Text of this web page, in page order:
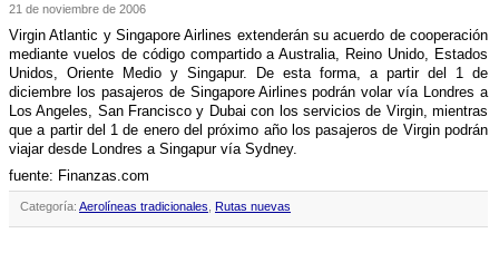
21 de noviembre de 2006
Virgin Atlantic y Singapore Airlines extenderán su acuerdo de cooperación
mediante vuelos de código compartido a Australia, Reino Unido, Estados
Unidos, Oriente Medio y Singapur. De esta forma, a partir del 1 de
diciembre los pasajeros de Singapore Airlines podrán volar ví­a Londres a
Los Angeles, San Francisco y Dubai con los servicios de Virgin, mientras
que a partir del 1 de enero del próximo año los pasajeros de Virgin podrán
viajar desde Londres a Singapur ví­a Sydney.
fuente: Finanzas.com
Categoría: Aerolíneas tradicionales Rutas nuevas